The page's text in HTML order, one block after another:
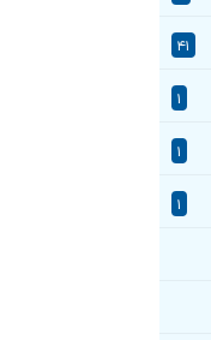
۴۱
۱
۱
۱